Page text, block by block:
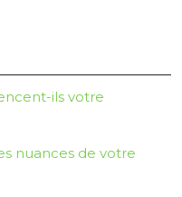
ils votre
nuances de votre